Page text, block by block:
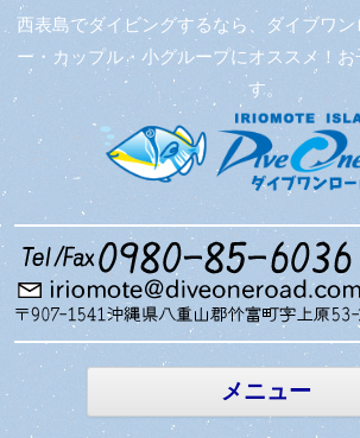
西表島でダイビングするなら、ダイブワン
ー・カップル・小グループにオススメ！
す。
メニュー